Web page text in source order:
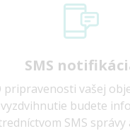
SMS
pripravenosti vašej
budete
SMS správy